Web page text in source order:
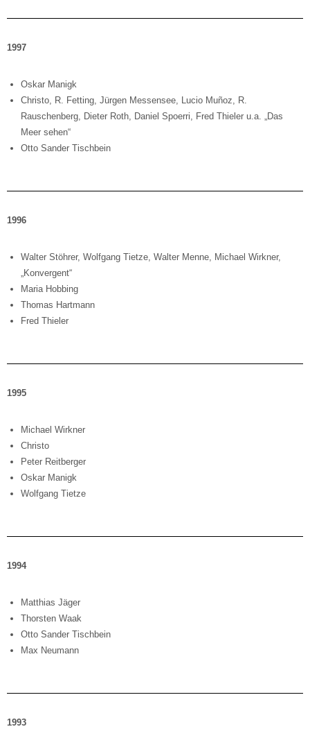
1997
Oskar Manigk
Christo, R. Fetting, Jürgen Messensee, Lucio Muñoz, R.
Rauschenberg, Dieter Roth, Daniel Spoerri, Fred Thieler u.a. „Das
Meer sehen“
Otto Sander Tischbein
1996
Walter Stöhrer, Wolfgang Tietze, Walter Menne, Michael Wirkner,
„Konvergent“
Maria Hobbing
Thomas Hartmann
Fred Thieler
1995
Michael Wirkner
Christo
Peter Reitberger
Oskar Manigk
Wolfgang Tietze
1994
Matthias Jäger
Thorsten Waak
Otto Sander Tischbein
Max Neumann
1993